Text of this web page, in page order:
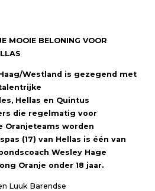
MOOIE BELONING VOOR
Westland is gezegend met
Hellas en Quintus
die regelmatig voor
Oranjeteams worden
(17) van Hellas is één van
Wesley Hage
Oranje onder 18 jaar.
Luuk Barendse